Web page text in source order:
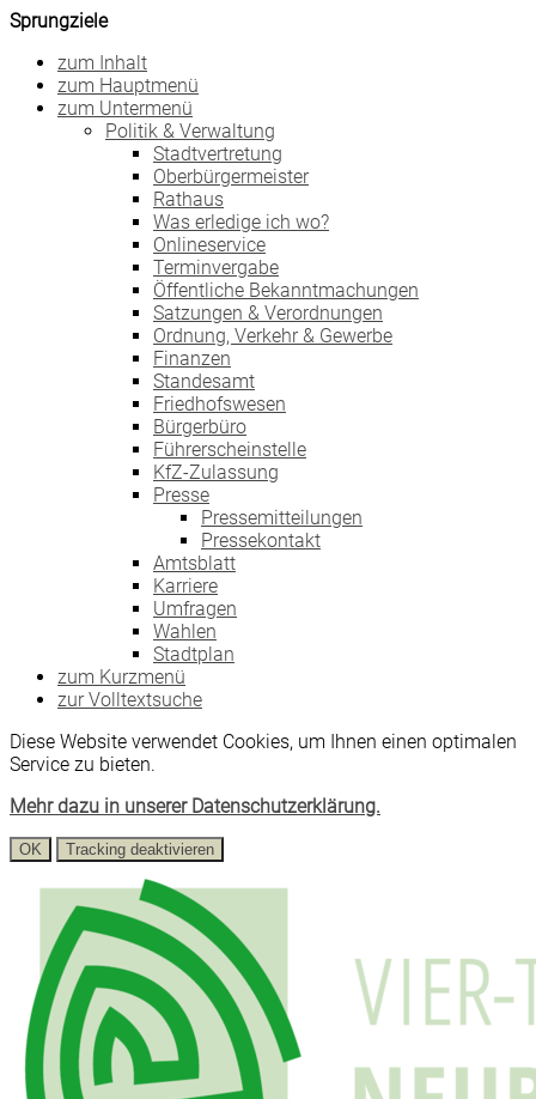
Sprungziele
zum Inhalt
zum Hauptmenü
zum Untermenü
Politik & Verwaltung
Stadtvertretung
Oberbürgermeister
Rathaus
Was erledige ich wo?
Onlineservice
Terminvergabe
Öffentliche Bekanntmachungen
Satzungen & Verordnungen
Ordnung, Verkehr & Gewerbe
Finanzen
Standesamt
Friedhofswesen
Bürgerbüro
Führerscheinstelle
KfZ-Zulassung
Presse
Pressemitteilungen
Pressekontakt
Amtsblatt
Karriere
Umfragen
Wahlen
Stadtplan
zum Kurzmenü
zur Volltextsuche
Diese Website verwendet Cookies, um Ihnen einen optimalen
Service zu bieten.
Mehr dazu in unserer Datenschutzerklärung.
OK Tracking deaktivieren